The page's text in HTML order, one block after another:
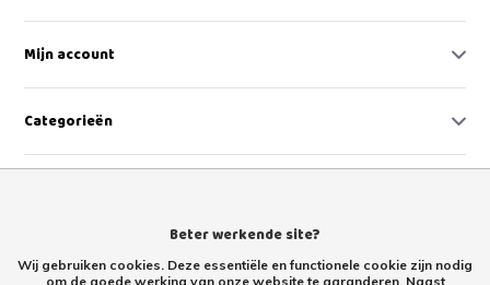
Mijn account
Categorieën
Beter werkende site?
Wij gebruiken cookies. Deze essentiële en functionele cookie zijn nodig
om de goede werking van onze website te garanderen. Naast